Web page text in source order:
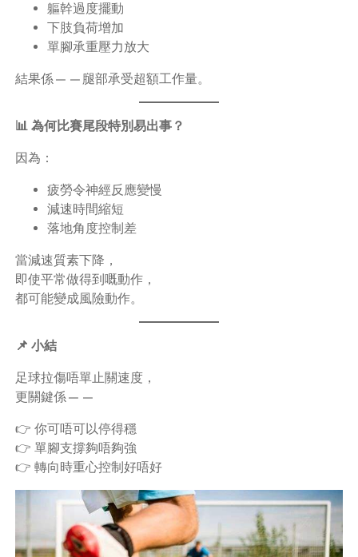
軀幹過度擺動
下肢負荷增加
單腳承重壓力放大
結果係——腿部承受超額工作量。
📊 為何比賽尾段特別易出事？
因為：
疲勞令神經反應變慢
減速時間縮短
落地角度控制差
當減速質素下降，
即使平常做得到嘅動作，
都可能變成風險動作。
📌 小結
足球拉傷唔單止關速度，
更關鍵係——
👉 你可唔可以停得穩
👉 單腳支撐夠唔夠強
👉 轉向時重心控制好唔好